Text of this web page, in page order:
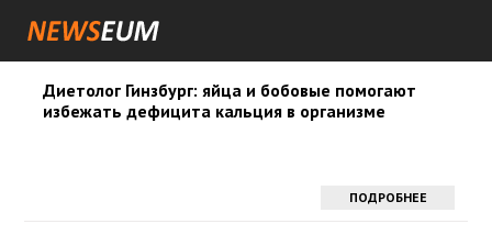
Диетолог Гинзбург: яйца и бобовые помогают
избежать дефицита кальция в организме
ПОДРОБНЕЕ